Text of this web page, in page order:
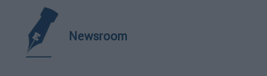
Newsroom